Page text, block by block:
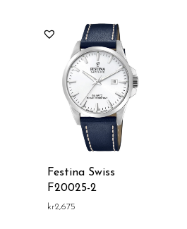
Festina Swiss
F20025-2
kr2,675